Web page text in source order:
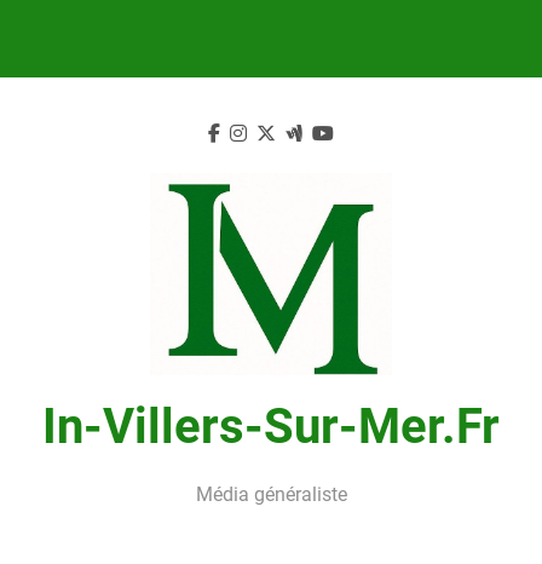
In-Villers-Sur-Mer.fr
Média généraliste